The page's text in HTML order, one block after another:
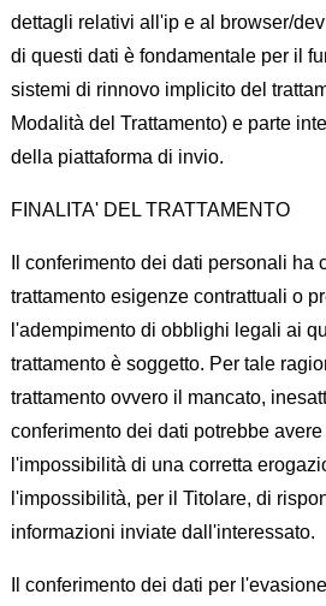
dettagli relativi all'ip e al browser/
di questi dati è fondamentale per il
sistemi di rinnovo implicito del
Modalità del Trattamento) e parte
della piattaforma di invio.
FINALITA' DEL TRATTAMENTO
Il conferimento dei dati personali ha
trattamento esigenze contrattuali o
l'adempimento di obblighi legali ai
trattamento è soggetto. Per tale
trattamento ovvero il mancato,
conferimento dei dati potrebbe
l'impossibilità di una corretta
l'impossibilità, per il Titolare, di
informazioni inviate dall'interessato.
Il conferimento dei dati per